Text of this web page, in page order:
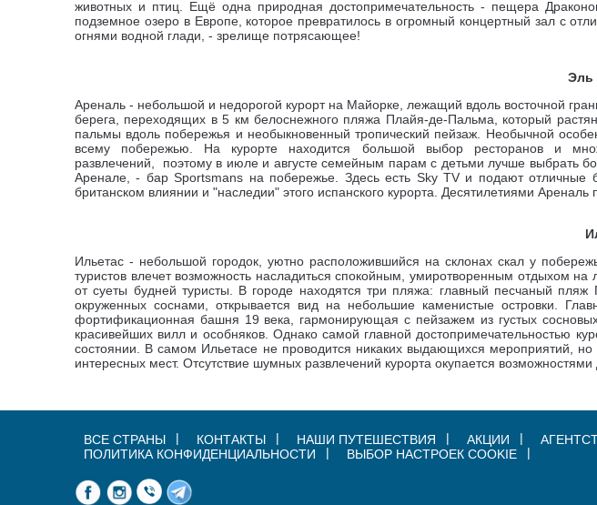
животных и птиц. Ещё одна природная достопримечательность - пещера
подземное озеро в Европе, которое превратилось в огромный концертный зал с
огнями водной глади, - зрелище потрясающее!
Эль
Ареналь - небольшой и недорогой курорт на Майорке, лежащий вдоль восточной
берега, переходящих в 5 км белоснежного пляжа Плайя-де-Пальма, который
пальмы вдоль побережья и необыкновенный тропический пейзаж. Необычной
всему побережью. На курорте находится большой выбор ресторанов и
развлечений, поэтому в июле и августе семейным парам с детьми лучше выбрать
Аренале, - бар Sportsmans на побережье. Здесь есть Sky TV и подают
британском влиянии и "наследии" этого испанского курорта. Десятилетиями
Ильетас - небольшой городок, уютно расположившийся на склонах скал у
туристов влечет возможность насладиться спокойным, умиротворенным отдыхом
от суеты будней туристы. В городе находятся три пляжа: главный песчаный пляж
окруженных соснами, открывается вид на небольшие каменистые островки.
фортификационная башня 19 века, гармонирующая с пейзажем из густых
красивейших вилл и особняков. Однако самой главной достопримечательностью
состоянии. В самом Ильетасе не проводится никаких выдающихся мероприятий,
интересных мест. Отсутствие шумных развлечений курорта окупается возможностями
ВСЕ СТРАНЫ КОНТАКТЫ НАШИ ПУТЕШЕСТВИЯ АКЦИИ
ПОЛИТИКА КОНФИДЕНЦИАЛЬНОСТИ
ВЫБОР НАСТРОЕК COOKIE